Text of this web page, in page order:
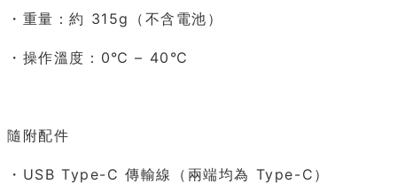
・重量：約 315g（不含電池）
・操作溫度：0℃ – 40℃
隨附配件
・USB Type-C 傳輸線（兩端均為 Type-C）